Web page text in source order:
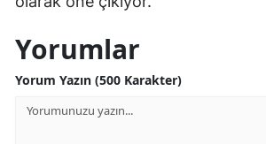
Yorumlar
Yorum Yazın (500 Karakter)